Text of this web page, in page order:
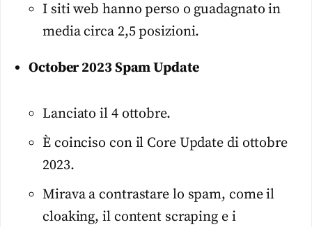
I siti web hanno perso o guadagnato in
media circa 2,5 posizioni.
October 2023 Spam Update
Lanciato il 4 ottobre.
È coinciso con il Core Update di ottobre
2023.
Mirava a contrastare lo spam, come il
cloaking, il content scraping e i